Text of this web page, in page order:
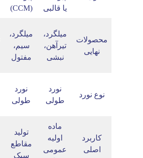
یا قالبی
(CCM)
محصولات
نهایی
میلگرد،
تیرآهن،
نبشی
میلگرد،
سیم،
مفتول
نوع نورد
نورد
طولی
نورد
طولی
کاربرد
اصلی
ماده
اولیه
عمومی
تولید
مقاطع
سبک